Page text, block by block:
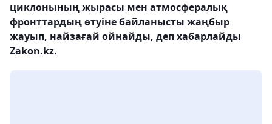
циклонының жырасы мен атмосфералық
фронттардың өтуіне байланысты жаңбыр
жауып, найзағай ойнайды, деп хабарлайды
Zakon.kz.